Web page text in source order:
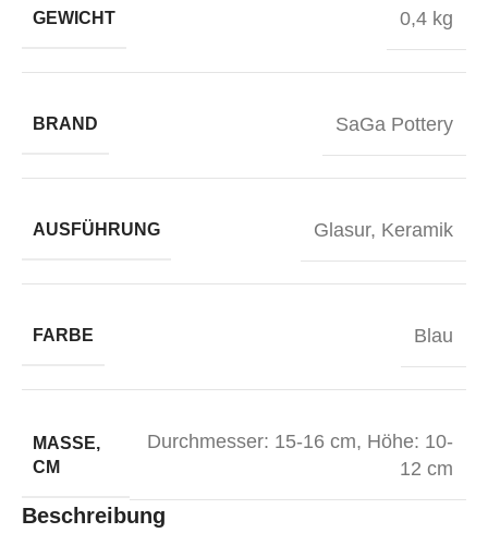
GEWICHT 0,4 kg
BRAND SaGa Pottery
AUSFÜHRUNG Glasur, Keramik
FARBE Blau
MASSE, C
M
Durchmesser: 15-16 cm, Höhe: 10-
12 cm
Beschreibung